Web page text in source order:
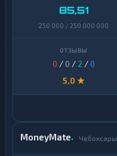
85,51
250 000 / 250 000 000
0 / 0 / 2 /0
5,0 ★
MoneyMate Чебоксары